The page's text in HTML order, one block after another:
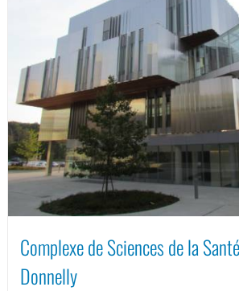
Complexe de Sciences de la
Donnelly